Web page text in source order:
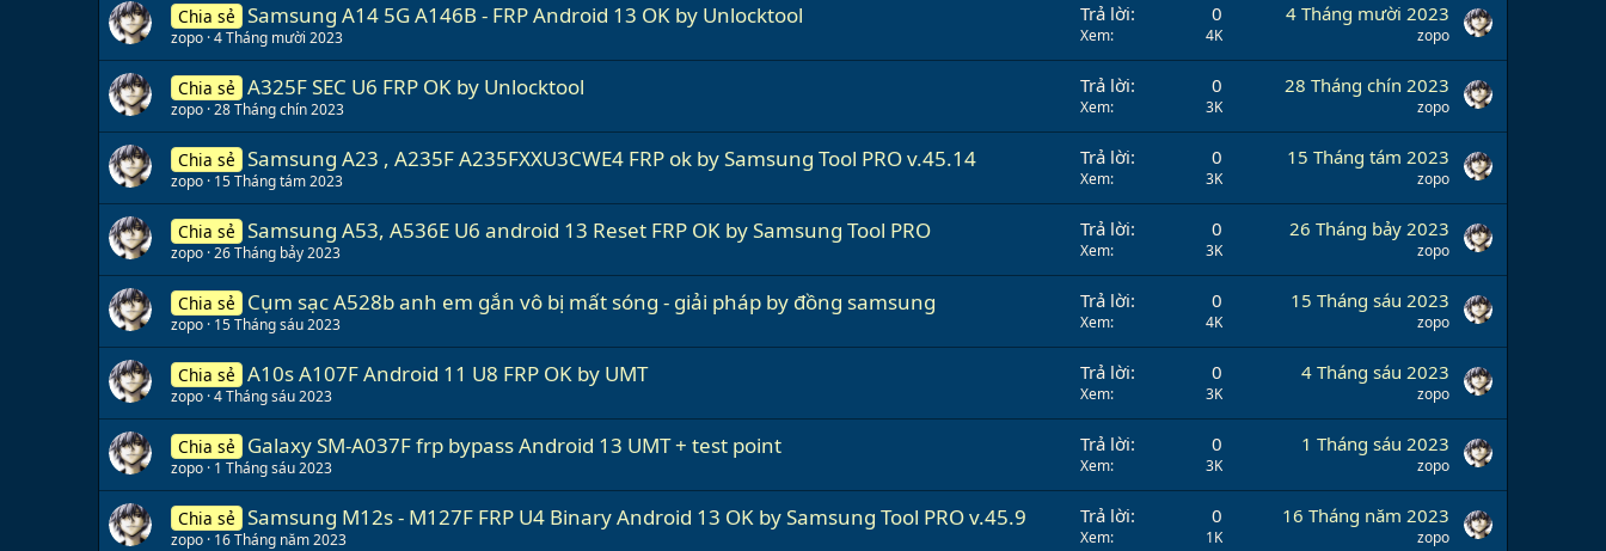
Chia sẻ Samsung A14 5G A146B - FRP Android 13 OK by Unlocktool
zopo 4 Tháng mười 2023
Trả lời 0
Xem 4K
4 Tháng mười 2023
zopo
Chia sẻ A325F SEC U6 FRP OK by Unlocktool
zopo 28 Tháng chín 2023
Trả lời 0
Xem 3K
28 Tháng chín 2023
zopo
Chia sẻ Samsung A23 , A235F A235FXXU3CWE4 FRP ok by Samsung Tool PRO v.45.14
zopo 15 Tháng tám 2023
Trả lời 0
Xem 3K
15 Tháng tám 2023
zopo
Chia sẻ Samsung A53, A536E U6 android 13 Reset FRP OK by Samsung Tool PRO
zopo 26 Tháng bảy 2023
Trả lời 0
Xem 3K
26 Tháng bảy 2023
zopo
Chia sẻ Cụm sạc A528b anh em gắn vô bị mất sóng - giải pháp by đồng samsung
zopo 15 Tháng sáu 2023
Trả lời 0
Xem 4K
15 Tháng sáu 2023
zopo
Chia sẻ A10s A107F Android 11 U8 FRP OK by UMT
zopo 4 Tháng sáu 2023
Trả lời 0
Xem 3K
4 Tháng sáu 2023
zopo
Chia sẻ Galaxy SM-A037F frp bypass Android 13 UMT + test point
zopo 1 Tháng sáu 2023
Trả lời 0
Xem 3K
1 Tháng sáu 2023
zopo
Chia sẻ Samsung M12s - M127F FRP U4 Binary Android 13 OK by Samsung Tool PRO v.45.9
zopo 16 Tháng năm 2023
Trả lời 0
Xem 1K
16 Tháng năm 2023
zopo